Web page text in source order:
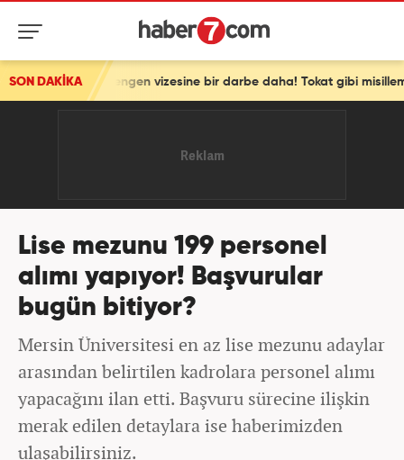
SON DAKİKAvizesine bir darbe daha! Tokat gibi misilleme
Lise mezunu 199 personel
alımı yapıyor! Başvurular
bugün bitiyor?
Mersin Üniversitesi en az lise mezunu adaylar
arasından belirtilen kadrolara personel alımı
yapacağını ilan etti. Başvuru sürecine ilişkin
merak edilen detaylara ise haberimizden
ulaşabilirsiniz.